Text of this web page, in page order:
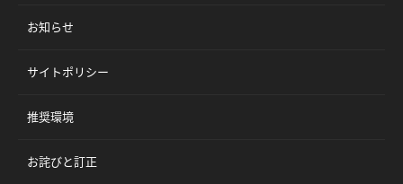
お知らせ
サイトポリシー
推奨環境
お詫びと訂正